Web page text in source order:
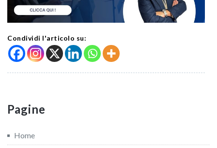
Condividi l'articolo su:
Pagine
Home